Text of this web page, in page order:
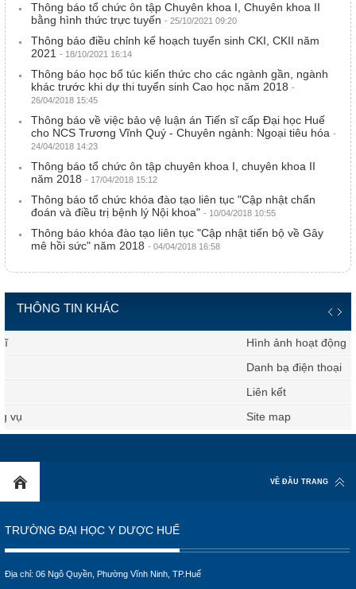
Thông báo tổ chức ôn tập Chuyên khoa I, Chuyên khoa II
bằng hình thức trực tuyến - 25/10/2021 09:20
Thông báo điều chỉnh kế hoạch tuyển sinh CKI, CKII năm
2021 - 18/10/2021 16:14
Thông báo học bổ túc kiến thức cho các ngành gần, ngành
khác trước khi dự thi tuyển sinh Cao học năm 2018 -
26/04/2018 15:45
Thông báo về việc bảo vệ luận án Tiến sĩ cấp Đại học Huế
cho NCS Trương Vĩnh Quý - Chuyên ngành: Ngoại tiêu hóa -
24/04/2018 14:23
Thông báo tổ chức ôn tập chuyên khoa I, chuyên khoa II
năm 2018 - 17/04/2018 15:12
Thông báo tổ chức khóa đào tạo liên tục "Cập nhật chẩn
đoán và điều trị bệnh lý Nội khoa" - 10/04/2018 10:55
Thông báo khóa đào tạo liên tục "Cập nhật tiến bộ về Gây
mê hồi sức" năm 2018 - 04/04/2018 16:58
THÔNG TIN KHÁC
Hình ảnh hoạt động
Danh bạ điện thoại
VỀ ĐẦU TRANG
TRƯỜNG ĐẠI HỌC Y DƯỢC HUẾ
Địa chỉ: 06 Ngô Quyền, Phường Vĩnh Ninh, TP.Huế